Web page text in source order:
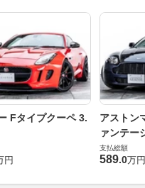
Fタイプクーペ 3.
円
アストン
ァンテー
支払総額
589.0万円